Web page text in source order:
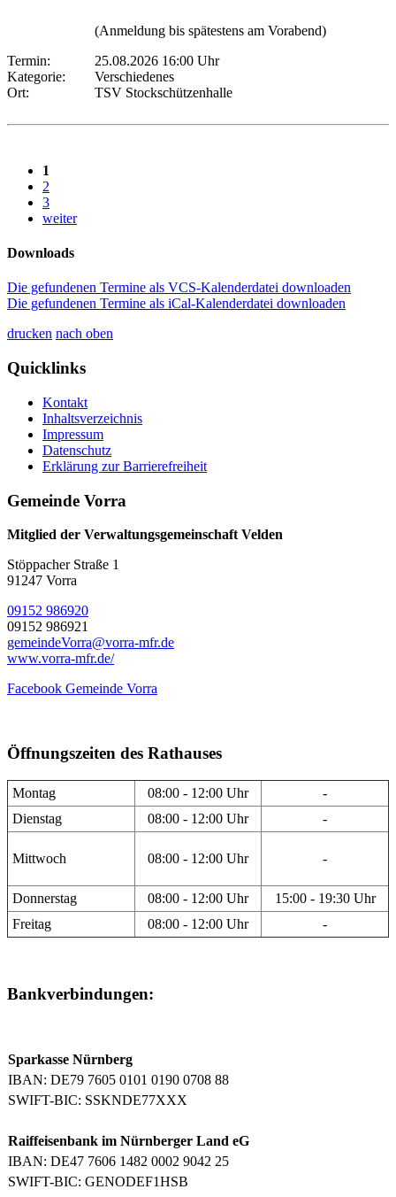
(Anmeldung bis spätestens am Vorabend)
Termin:
25.08.2026 16:00 Uhr
Kategorie:
Verschiedenes
Ort:
TSV Stockschützenhalle
1
2
3
weiter
Downloads
Die gefundenen Termine als VCS-Kalenderdatei downloaden
Die gefundenen Termine als iCal-Kalenderdatei downloaden
drucken nach oben
Quicklinks
Kontakt
Inhaltsverzeichnis
Impressum
Datenschutz
Erklärung zur Barrierefreiheit
Gemeinde Vorra
Mitglied der Verwaltungsgemeinschaft Velden
Stöppacher Straße 1
91247 Vorra
09152 986920
09152 986921
gemeindeVorra@vorra-mfr.de
www.vorra-mfr.de/
Facebook Gemeinde Vorra
Öffnungszeiten des Rathauses
Montag 08:00 - 12:00 Uhr
-
Dienstag
08:00 - 12:00 Uhr -
Mittwoch 08:00 - 12:00 Uhr -
Donnerstag 08:00 - 12:00 Uhr
15:00 - 19:30 Uhr
Freitag
08:00 - 12:00 Uhr -
Bankverbindungen:
Sparkasse Nürnberg
IBAN: DE79 7605 0101 0190 0708 88
SWIFT-BIC: SSKNDE77XXX
Raiffeisenbank im Nürnberger Land eG
IBAN: DE47 7606 1482 0002 9042 25
SWIFT-BIC: GENODEF1HSB